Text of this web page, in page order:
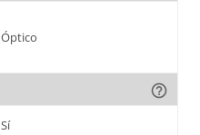
Óptico
help_outline
Sí